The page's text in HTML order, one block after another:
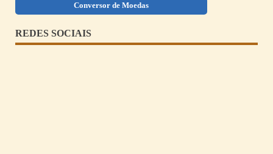
Conversor de Moedas
REDES SOCIAIS